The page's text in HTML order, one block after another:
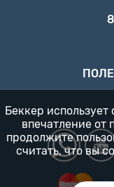
Беккер
впечатление от
продолжите
считать, что вы